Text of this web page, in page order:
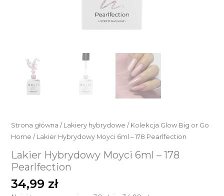
Strona główna / Lakiery hybrydowe / Kolekcja Glow Big or Go
Home / Lakier Hybrydowy Moyci 6ml – 178 Pearlfection
Lakier Hybrydowy Moyci 6ml – 178
Pearlfection
34,99 zł